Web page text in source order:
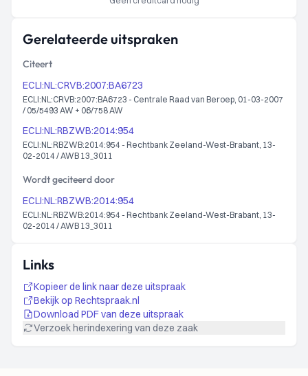
Gerelateerde uitspraken
Citeert
ECLI:NL:CRVB:2007:BA6723
ECLI:NL:CRVB:2007:BA6723 - Centrale Raad van Beroep, 01-03-2007
/ 05/5493 AW + 06/758 AW
ECLI:NL:RBZWB:2014:954
ECLI:NL:RBZWB:2014:954 - Rechtbank Zeeland-West-Brabant, 13-
02-2014 / AWB 13_3011
Wordt geciteerd door
ECLI:NL:RBZWB:2014:954
ECLI:NL:RBZWB:2014:954 - Rechtbank Zeeland-West-Brabant, 13-
02-2014 / AWB 13_3011
Links
Kopieer de link naar deze uitspraak
Bekijk op Rechtspraak.nl
Download PDF van deze uitspraak
Verzoek herindexering van deze zaak